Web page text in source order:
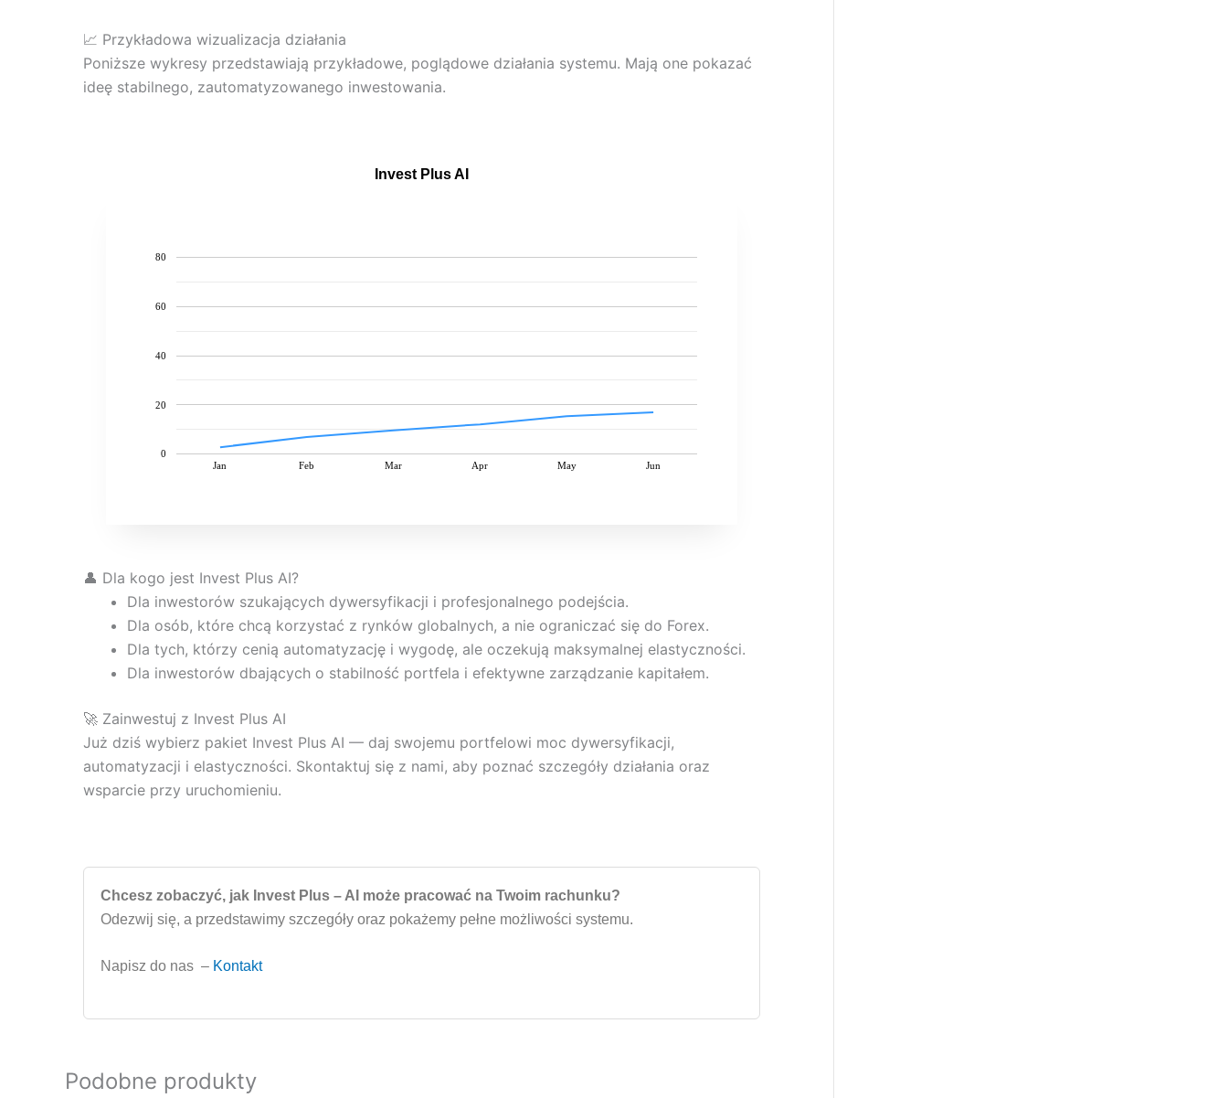
📈 Przykładowa wizualizacja działania
Poniższe wykresy przedstawiają przykładowe, poglądowe działania systemu. Mają one pokazać
ideę stabilnego, zautomatyzowanego inwestowania.
Invest Plus AI
Jan Feb Mar Apr May Jun
0
20
40
60
80
👤 Dla kogo jest Invest Plus AI?
Dla inwestorów szukających dywersyfikacji i profesjonalnego podejścia.
Dla osób, które chcą korzystać z rynków globalnych, a nie ograniczać się do Forex.
Dla tych, którzy cenią automatyzację i wygodę, ale oczekują maksymalnej elastyczności.
Dla inwestorów dbających o stabilność portfela i efektywne zarządzanie kapitałem.
🚀 Zainwestuj z Invest Plus AI
Już dziś wybierz pakiet Invest Plus AI — daj swojemu portfelowi moc dywersyfikacji,
automatyzacji i elastyczności. Skontaktuj się z nami, aby poznać szczegóły działania oraz
wsparcie przy uruchomieniu.
Chcesz zobaczyć, jak Invest Plus – AI może pracować na Twoim rachunku?
Odezwij się, a przedstawimy szczegóły oraz pokażemy pełne możliwości systemu.
Napisz do nas – Kontakt
Podobne produkty